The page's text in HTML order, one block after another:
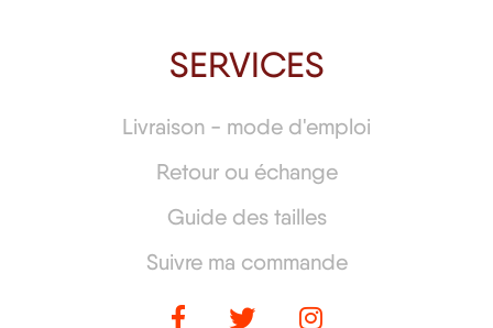
SERVICES
Livraison - mode d'emploi
Retour ou échange
Guide des tailles
Suivre ma commande